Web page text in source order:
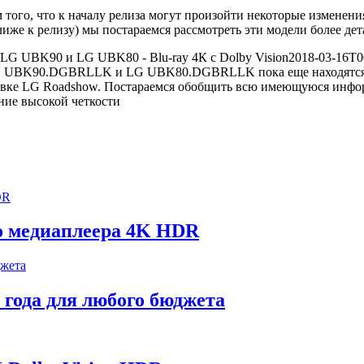
что к началу релиза могут произойти некоторые
к релизу) мы постараемся рассмотреть эти модели более
LG UBK90 и LG UBK80 - Blu-ray 4К с Dolby Vision2018-03-
и LG UBK80.DGBRLLK пока еще
LG Roadshow. Постараемся обобщить всю имеющуюся
4K HDR
для любого бюджета